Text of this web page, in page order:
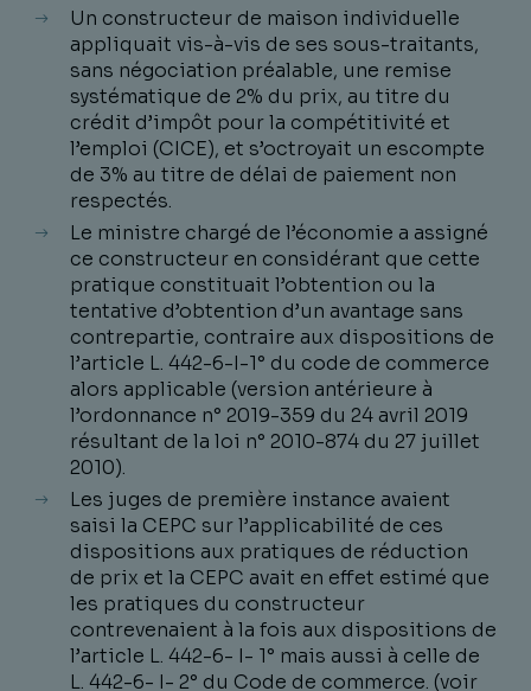
Un constructeur de maison individuelle
appliquait vis-à-vis de ses sous-traitants,
sans négociation préalable, une remise
systématique de 2% du prix, au titre du
crédit d’impôt pour la compétitivité et
l’emploi (CICE), et s’octroyait un escompte
de 3% au titre de délai de paiement non
respectés.
Le ministre chargé de l’économie a assigné
ce constructeur en considérant que cette
pratique constituait l’obtention ou la
tentative d’obtention d’un avantage sans
contrepartie, contraire aux dispositions de
l’article L. 442-6-I-1° du code de commerce
alors applicable (version antérieure à
l’ordonnance n° 2019-359 du 24 avril 2019
résultant de la loi n° 2010-874 du 27 juillet
2010).
Les juges de première instance avaient
saisi la CEPC sur l’applicabilité de ces
dispositions aux pratiques de réduction
de prix et la CEPC avait en effet estimé que
les pratiques du constructeur
contrevenaient à la fois aux dispositions de
l’article L. 442-6- I- 1° mais aussi à celle de
L. 442-6- I- 2° du Code de commerce. (voir